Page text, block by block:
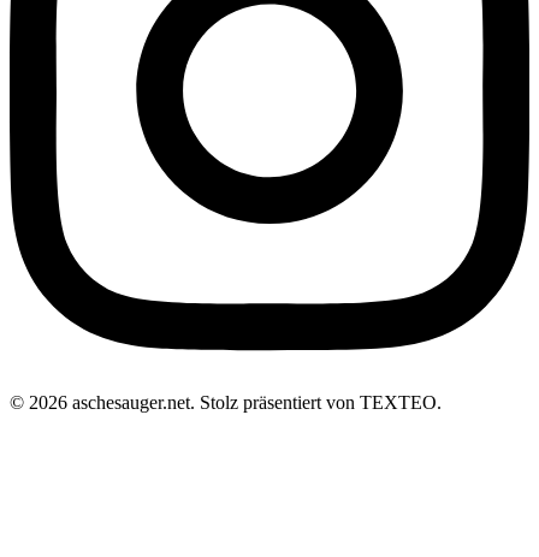
© 2026 aschesauger.net. Stolz präsentiert von TEXTEO.